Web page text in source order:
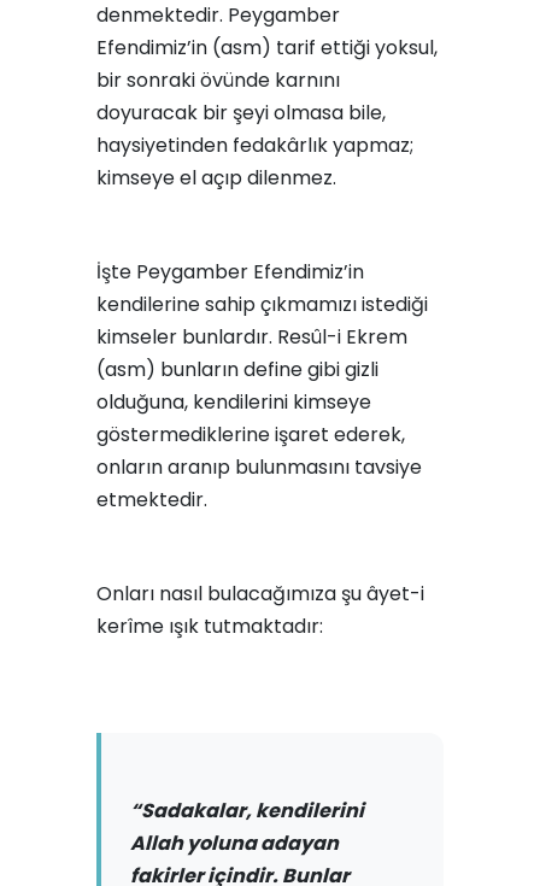
denmektedir. Peygamber
Efendimiz’in (asm) tarif ettiği yoksul,
bir sonraki övünde karnını
doyuracak bir şeyi olmasa bile,
haysiyetinden fedakârlık yapmaz;
kimseye el açıp dilenmez.
İşte Peygamber Efendimiz’in
kendilerine sahip çıkmamızı istediği
kimseler bunlardır. Resûl-i Ekrem
(asm) bunların define gibi gizli
olduğuna, kendilerini kimseye
göstermediklerine işaret ederek,
onların aranıp bulunmasını tavsiye
etmektedir.
Onları nasıl bulacağımıza şu âyet-i
kerîme ışık tutmaktadır:
“Sadakalar, kendilerini
Allah yoluna adayan
fakirler içindir. Bunlar